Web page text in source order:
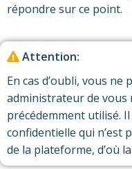
répondre sur ce point.
Attention:
En cas d’oubli, vous
administrateur de vous
précédemment utilisé.
confidentielle qui n’est
de la plateforme, d’où